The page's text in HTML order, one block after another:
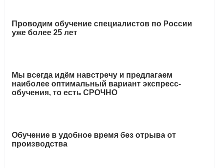
Проводим обучение специалистов по России
уже более 25 лет
Мы всегда идём навстречу и предлагаем
наиболее оптимальный вариант экспресс-
обучения, то есть СРОЧНО
Обучение в удобное время без отрыва от
производства